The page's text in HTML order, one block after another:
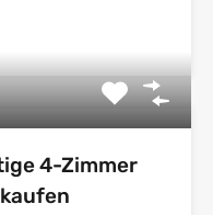
4-Zimmer